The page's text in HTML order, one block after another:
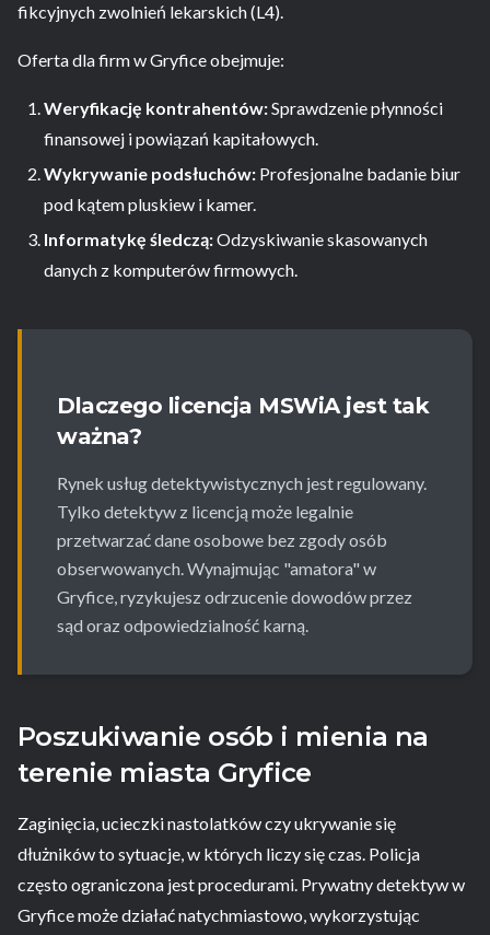
fikcyjnych zwolnień lekarskich (L4).
Oferta dla firm w Gryfice obejmuje:
Weryfikację kontrahentów:Sprawdzenie płynności
finansowej i powiązań kapitałowych.
Wykrywanie podsłuchów: Profesjonalne badanie biur
pod kątem pluskiew i kamer.
Informatykę śledczą:Odzyskiwanie skasowanych
danych z komputerów firmowych.
Dlaczego licencja MSWiA jest tak
ważna?
Rynek usług detektywistycznych jest regulowany.
Tylko detektyw z licencją może legalnie
przetwarzać dane osobowe bez zgody osób
obserwowanych. Wynajmując "amatora" w
Gryfice, ryzykujesz odrzucenie dowodów przez
sąd oraz odpowiedzialność karną.
Poszukiwanie osób i mienia na
terenie miasta Gryfice
Zaginięcia, ucieczki nastolatków czy ukrywanie się
dłużników to sytuacje, w których liczy się czas. Policja
często ograniczona jest procedurami. Prywatny detektyw w
Gryfice może działać natychmiastowo, wykorzystując